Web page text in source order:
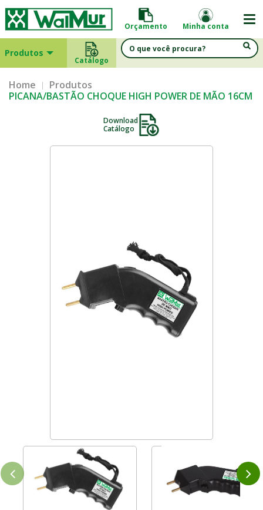
Orçamento Minha conta
Produtos
Catálogo
Home
Produtos
PICANA/BASTÃO CHOQUE HIGH POWER DE MÃO 16CM
Download
Catálogo